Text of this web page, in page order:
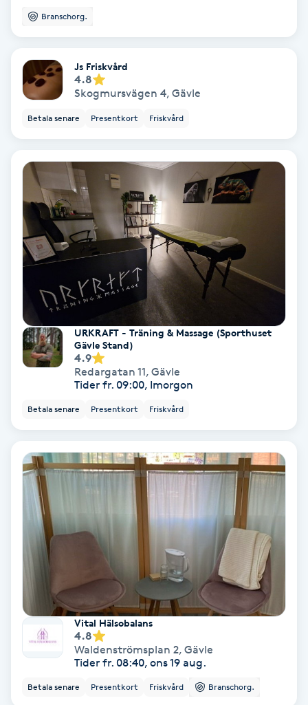
Ny frisyr
Olaplex
Olaplexbehandling
Ombre
Ombre brows
Ombre naglar
Optiker
Ortobionomi
Osteopati
Paraffinbehandling
Pedikyr
Pensionärklippning
Permanent
Permanent hårborttagning
Branschorg.
Js Friskvård
4.8
Skogmursvägen 4, Gävle
Betala senare Presentkort Friskvård
URKRAFT - Träning & Massage (Sporthuset
Gävle Stand)
4.9
Redargatan 11, Gävle
Tider fr. 09:00, Imorgon
Betala senare Presentkort Friskvård
Vital Hälsobalans
4.8
Waldenströmsplan 2, Gävle
Tider fr. 08:40, ons 19 aug.
Betala senare Presentkort Friskvård Branschorg.